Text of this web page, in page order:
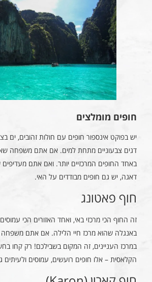
חופים מומלצים
יש בפוקט אינספור חופים עם חולות זהובים, ים
דגים צבעוניים מתחת למים. אם אתם משפחה
באחד החופים המרכזיים יותר. ואם אתם
דאגה, יש גם חופים מבודדים על האי.
חוף פאטונג
זה החוף הכי מרכזי באי, ואחד האזורים הכי
באנגלה שהוא מרכז חיי הלילה. אם אתם
במרכז העניינים, זה המקום בשבילכם! רק קחו
הקלאסית – אלו חופים רועשים, עמוסים ולעיתים